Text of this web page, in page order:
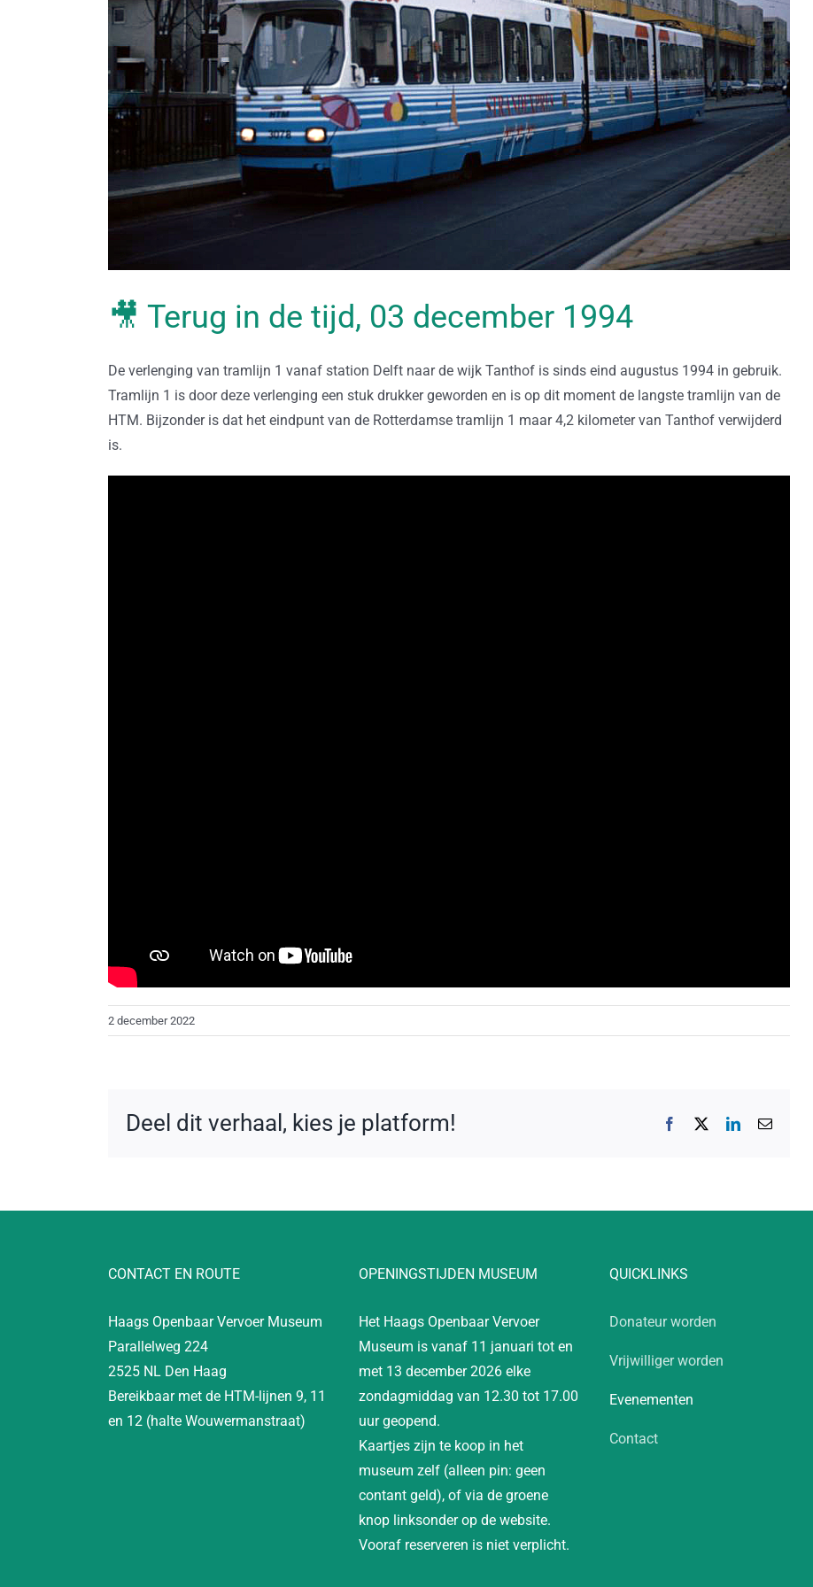
🎥 Terug in de tijd, 03 december 1994
De verlenging van tramlijn 1 vanaf station Delft naar de wijk Tanthof is sinds eind augustus 1994 in gebruik.
Tramlijn 1 is door deze verlenging een stuk drukker geworden en is op dit moment de langste tramlijn van de
HTM. Bijzonder is dat het eindpunt van de Rotterdamse tramlijn 1 maar 4,2 kilometer van Tanthof verwijderd
is.
2 december 2022
Deel dit verhaal, kies je platform! Facebook LinkedIn
E-
CONTACT EN ROUTE
Haags Openbaar Vervoer Museum
Parallelweg 224
2525 NL Den Haag
Bereikbaar met de HTM-lijnen 9, 11
en 12 (halte Wouwermanstraat)
OPENINGSTIJDEN MUSEUM
Het Haags Openbaar Vervoer
Museum is vanaf 11 januari tot en
met 13 december 2026 elke
zondagmiddag van 12.30 tot 17.00
uur geopend.
Kaartjes zijn te koop in het
museum zelf (alleen pin: geen
contant geld), of via de groene
knop linksonder op de website.
Vooraf reserveren is niet verplicht.
QUICKLINKS
Donateur worden
Vrijwilliger worden
Evenementen
Contact